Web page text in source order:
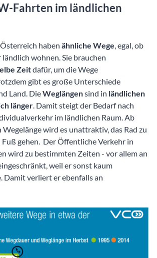
Fahrten im ländlichen
haben ähnliche Wege, egal, ob
wohnen. Sie brauchen
Zeitdafür, um die Wege
gibt es große Unterschiede
Land. DieWeglängensind in ländlichen
länger. Damit steigt der Bedarf nach
im ländlichen Raum. Ab
wird es unattraktiv, das Rad zu
Fuß gehen. Der Öffentliche Verkehr in
wird zu bestimmten Zeiten - vor allem an
weil er sonst kaum
Damit verliert er ebenfalls an